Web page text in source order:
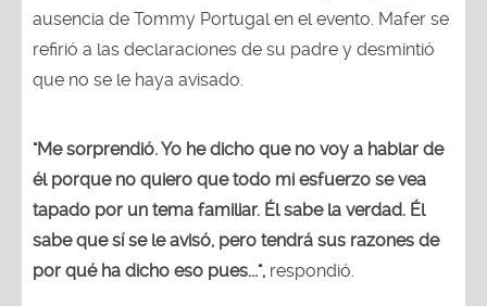
ausencia de Tommy Portugal en el evento. Mafer se
refirió a las declaraciones de su padre y desmintió
que no se le haya avisado.
"Me sorprendió. Yo he dicho que no voy a hablar de
él porque no quiero que todo mi esfuerzo se vea
tapado por un tema familiar. Él sabe la verdad. Él
sabe que sí se le avisó, pero tendrá sus razones de
por qué ha dicho eso pues...", respondió.